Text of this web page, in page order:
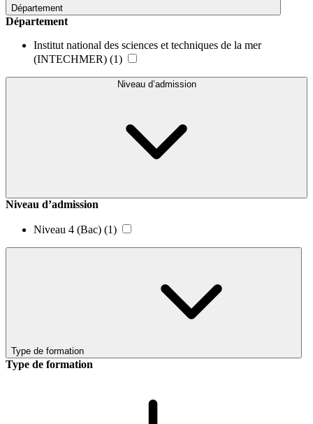
Département
Département
Institut national des sciences et techniques de la mer
(INTECHMER) (1)
Niveau d’admission
Niveau d’admission
Niveau 4 (Bac) (1)
Type de formation
Type de formation